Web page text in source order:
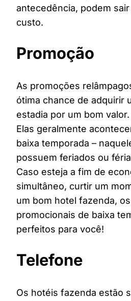
antecedência, podem
custo.
Promoção
As promoções
ótima chance de adquirir
estadia por um bom valor.
Elas geralmente
baixa temporada –
possuem feriados ou
Caso esteja a fim de
simultâneo, curtir um
um bom hotel fazenda,
promocionais de baixa
perfeitos para você!
Telefone
Os hotéis fazenda estão